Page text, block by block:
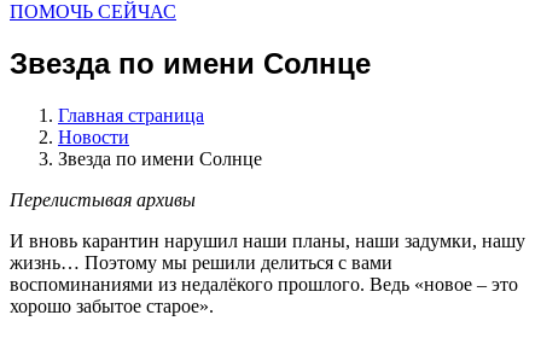
ПОМОЧЬ СЕЙЧАС
Звезда по имени Солнце
Главная страница
Новости
Звезда по имени Солнце
Перелистывая архивы
И вновь карантин нарушил наши планы, наши задумки, нашу
жизнь… Поэтому мы решили делиться с вами
воспоминаниями из недалёкого прошлого. Ведь «новое – это
хорошо забытое старое».